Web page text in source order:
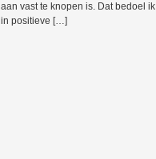
aan vast te knopen is. Dat bedoel ik
in positieve […]